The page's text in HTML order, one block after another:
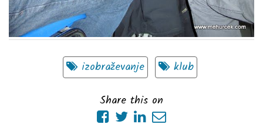
izobraževanje
klub
Share this on